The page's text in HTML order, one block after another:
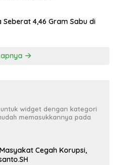
Seberat 4,46 Gram Sabu di
widget dengan kategori
memasukkannya pada
Cegah Korupsi,